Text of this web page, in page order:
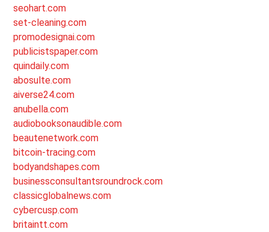
seohart.com
set-cleaning.com
promodesignai.com
publicistspaper.com
quindaily.com
abosulte.com
aiverse24.com
anubella.com
audiobooksonaudible.com
beautenetwork.com
bitcoin-tracing.com
bodyandshapes.com
businessconsultantsroundrock.com
classicglobalnews.com
cybercusp.com
britaintt.com